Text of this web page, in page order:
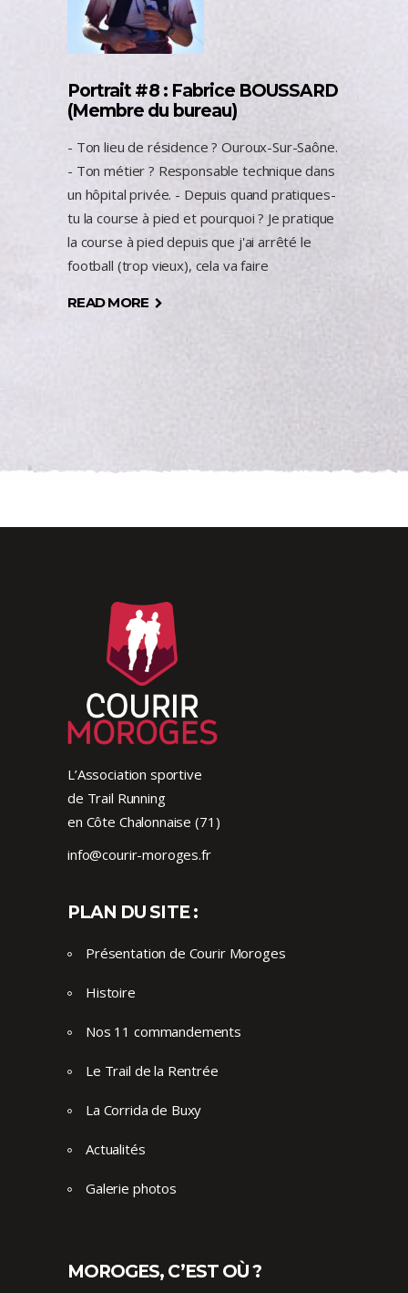
Portrait #8 : Fabrice BOUSSARD
(Membre du bureau)
- Ton lieu de résidence ? Ouroux-Sur-Saône.
- Ton métier ? Responsable technique dans
un hôpital privée. - Depuis quand pratiques-
tu la course à pied et pourquoi ? Je pratique
la course à pied depuis que j'ai arrêté le
football (trop vieux), cela va faire
READ MORE
L’Association sportive
de Trail Running
en Côte Chalonnaise (71)
info@courir-moroges.fr
PLAN DU SITE :
Présentation de Courir Moroges
Histoire
Nos 11 commandements
Le Trail de la Rentrée
La Corrida de Buxy
Actualités
Galerie photos
MOROGES, C’EST OÙ ?